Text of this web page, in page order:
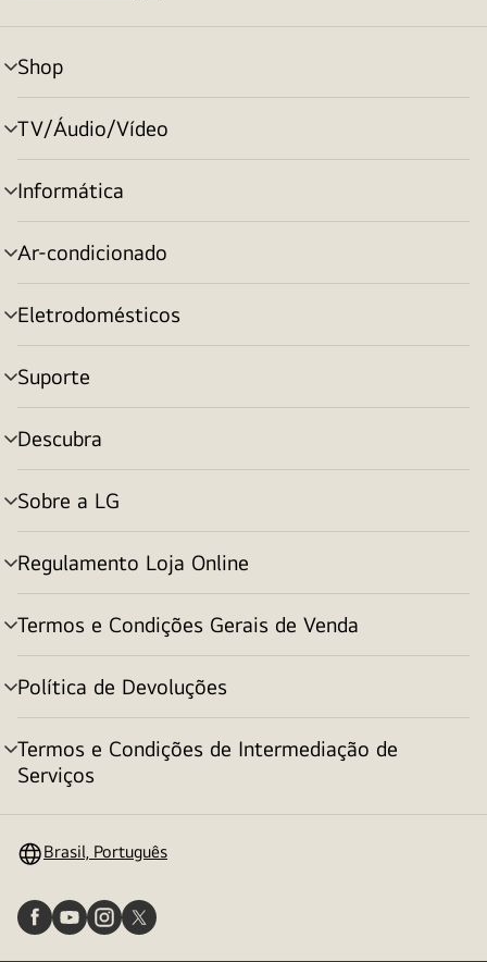
Shop
alternar
menu
TV/Áudio/Vídeo
alternar
menu
Informática
alternar
menu
Ar-condicionado
alternar
menu
Eletrodomésticos
alternar
menu
Suporte
alternar
menu
Descubra
alternar
menu
Sobre a LG
alternar
menu
Regulamento Loja Online
alternar
menu
Termos e Condições Gerais de Venda
alternar
menu
Política de Devoluções
alternar
menu
Termos e Condições de Intermediação de
Serviços
alternar
Brasil, Português